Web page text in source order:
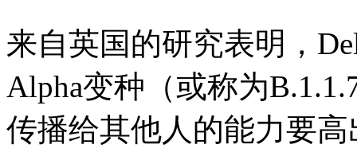
来自英国的研究表明，
Alpha变种（或称为
传播给其他人的能力要高